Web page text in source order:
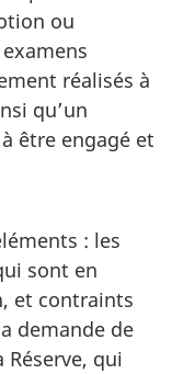
ou
réalisés à
qu’un
être engagé et
: les
sont en
et contraints
demande de
Réserve, qui